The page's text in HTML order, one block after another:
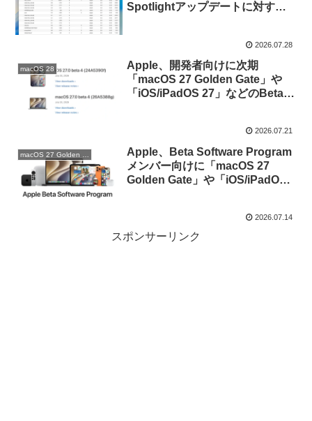
Spotlightアップデートに対する
昇する場合があるので注意を。
2026.07.28
macOS 28
Apple、開発者向けに次期
「macOS 27 Golden Gate」や
「iOS/iPadOS 27」などのBeta 4
2026.07.21
macOS 27 Golden Gate
Apple、Beta Software Program
メンバー向けに「macOS 27
Golden Gate」や「iOS/iPadOS
2026.07.14
スポンサーリンク